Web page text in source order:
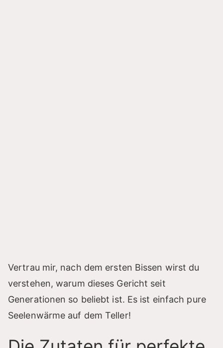
Vertrau mir, nach dem ersten Bissen wirst du
verstehen, warum dieses Gericht seit
Generationen so beliebt ist. Es ist einfach pure
Seelenwärme auf dem Teller!